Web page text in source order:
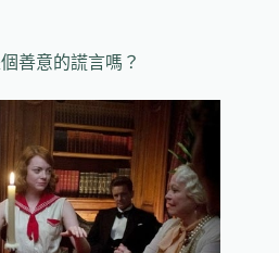
善意的謊言嗎？